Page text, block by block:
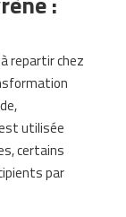
repartir chez
utilisée
certains
par